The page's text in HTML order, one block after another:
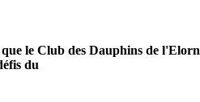
le Club des Dauphins de
du